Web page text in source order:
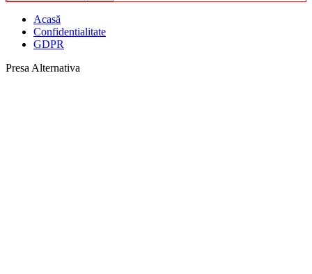
Acasă
Confidentialitate
GDPR
Presa Alternativa